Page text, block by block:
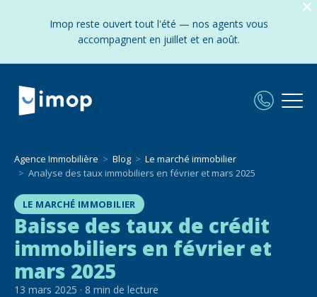
Imop reste ouvert tout l'été — nos agents vous
accompagnent en juillet et en août.
Agence Immobilière Blog
Le marché immobilier
Analyse des taux immobiliers en février et mars 2025
LE MARCHÉ IMMOBILIER
Baisse des taux de crédit
immobiliers en février et
mars 2025
13 mars 2025 · 8 min de lecture